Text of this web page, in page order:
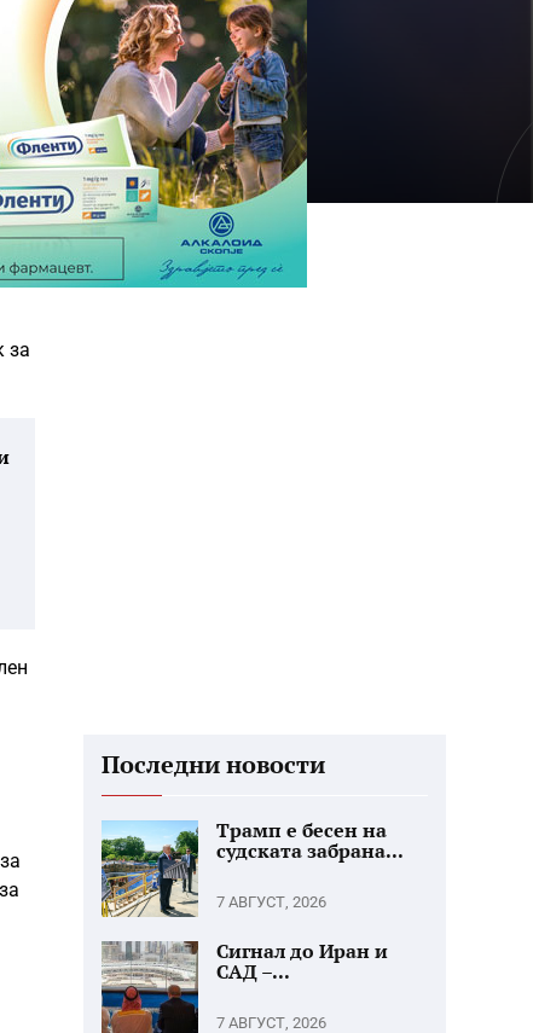
за
Последни новости
Трамп е бесен на
судската забрана...
7 АВГУСТ, 2026
Сигнал до Иран и
САД –...
7 АВГУСТ, 2026